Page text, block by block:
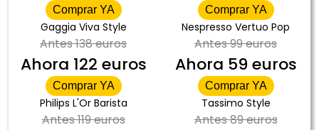
Comprar YA Comprar YA
Gaggia Viva Style
Antes138 euros
Ahora 122 euros
Comprar YA
Nespresso Vertuo Pop
Antes99 euros
Ahora 59 euros
Comprar YA
Philips L'Or Barista
Antes119 euros
Tassimo Style
Antes89 euros